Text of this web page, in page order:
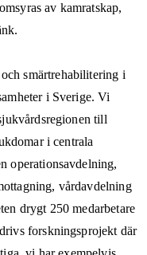
av kamratskap,
smärtrehabilitering i
i Sverige. Vi
till
i centrala
operationsavdelning,
vårdavdelning
drygt 250 medarbetare
forskningsprojekt där